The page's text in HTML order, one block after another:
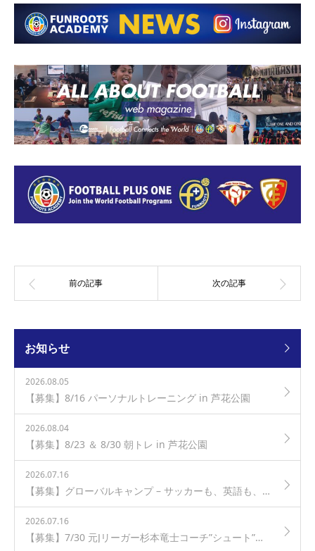
お知らせ
2026.08.05
【募集】8/16 パーソナルトレーニング in 芦花公園
2026.08.04
【募集】8/23 ＆ 8/30 朝トレ in 芦花公園
2026.07.16
【募集】グローバルキャンプ – サッカーも、英語も、世界レベルで
2026.07.16
【募集】7/30 元Jリーガー杉本竜士コーチ”シュート”クリニック in 芦花公園